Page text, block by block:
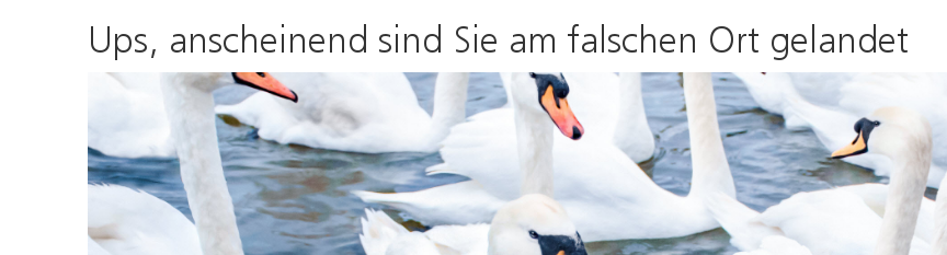
Ups, anscheinend sind Sie am falschen Ort gelandet